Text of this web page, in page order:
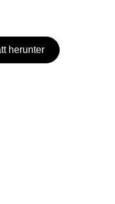
herunter